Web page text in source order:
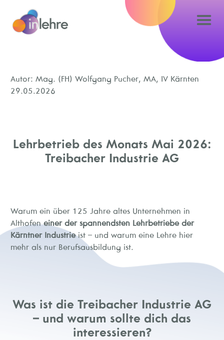
Autor: Mag. (FH) Wolfgang Pucher, MA, IV Kärnten
29.05.2026
Lehrbetrieb des Monats Mai 2026:
Treibacher Industrie AG
Warum ein über 125 Jahre altes Unternehmen in
Althofeneiner der spannendsten Lehrbetriebe der
Kärntner Industrieist – und warum eine Lehre hier
mehr als nur Berufsausbildung ist.
Was ist die Treibacher Industrie AG
– und warum sollte dich das
interessieren?